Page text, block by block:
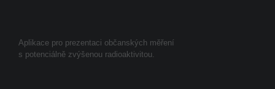
Aplikace pro prezentaci občanských měření
s potenciálně zvýšenou radioaktivitou.